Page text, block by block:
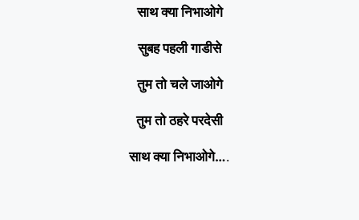
साथ क्या निभाओगे
सुबह पहली गाडीसे
तुम तो चले जाओगे
तुम तो ठहरे परदेसी
साथ क्या निभाओगे….